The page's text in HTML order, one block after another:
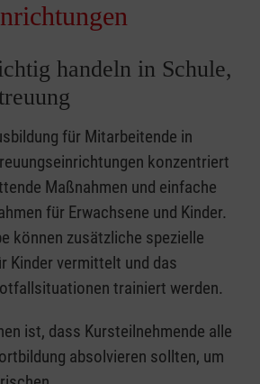
handeln in Schule,
für Mitarbeitende in
konzentriert
Maßnahmen und einfache
für Erwachsene und Kinder.
können zusätzliche spezielle
Kinder vermittelt und das
trainiert werden.
ist, dass Kursteilnehmende alle
absolvieren sollten, um